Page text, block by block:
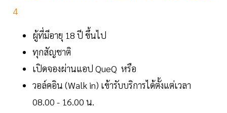
4
ผู้ที่มีอายุ 18 ปี ขึ้นไป
ทุกสัญชาติ
เปิดจองผ่านแอป QueQ หรือ
วอล์คอิน (Walk in) เข้ารับบริการได้ตั้งแต่เวลา
08.00 - 16.00 น.